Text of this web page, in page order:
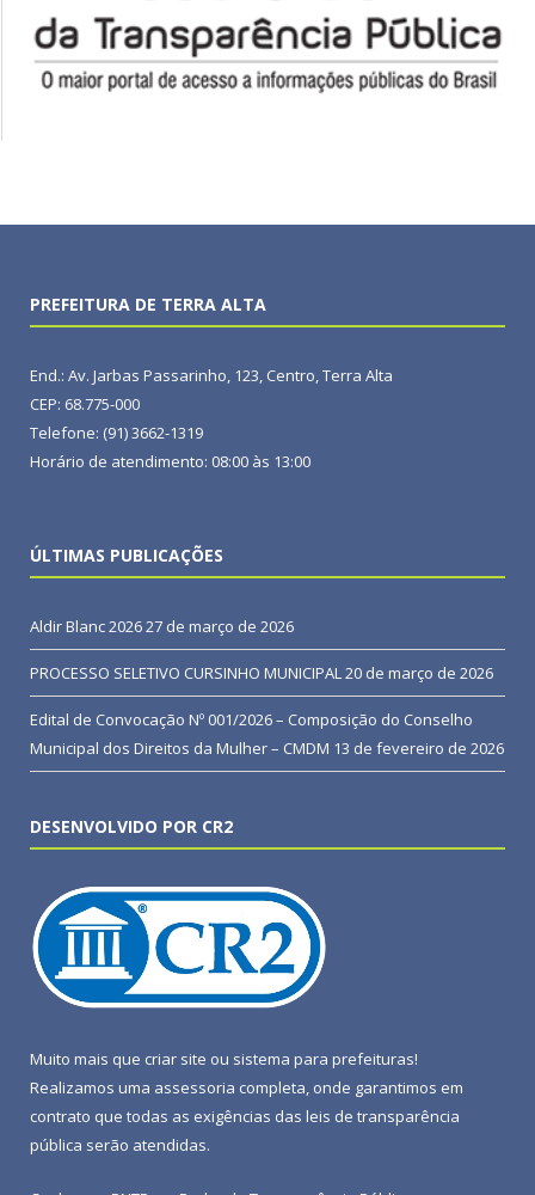
PREFEITURA DE TERRA ALTA
End.: Av. Jarbas Passarinho, 123, Centro, Terra Alta
CEP: 68.775-000
Telefone: (91) 3662-1319
Horário de atendimento: 08:00 às 13:00
ÚLTIMAS PUBLICAÇÕES
Aldir Blanc 202627 de março de 2026
PROCESSO SELETIVO CURSINHO MUNICIPAL20 de março de 2026
Edital de Convocação Nº 001/2026 – Composição do Conselho
Municipal dos Direitos da Mulher – CMDM 13 de fevereiro de 2026
DESENVOLVIDO POR CR2
Muito mais que criar site ou sistema para prefeituras!
Realizamos uma assessoria completa, onde garantimos em
contrato que todas as exigências das leis de transparência
pública serão atendidas.